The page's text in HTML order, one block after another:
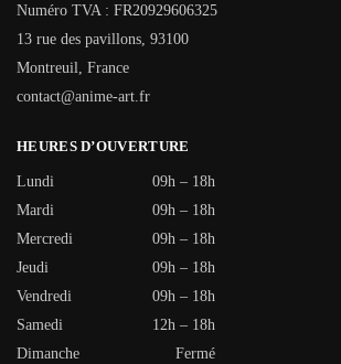
Numéro TVA : FR20929606325
13 rue des pavillons, 93100
Montreuil, France
contact@anime-art.fr
HEURES D’OUVERTURE
Lundi
09h – 18h
Mardi
09h – 18h
Mercredi
09h – 18h
Jeudi
09h – 18h
Vendredi
09h – 18h
Samedi
12h – 18h
Dimanche
Fermé